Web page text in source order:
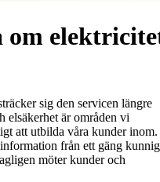
sig den servicen längre
elsäkerhet är områden vi
att utbilda våra kunder inom.
från ett gäng
möter kunder och